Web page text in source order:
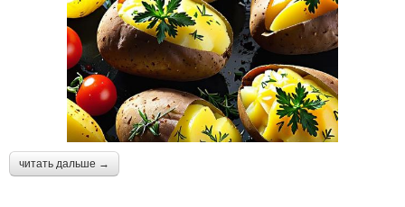
читать дальше →